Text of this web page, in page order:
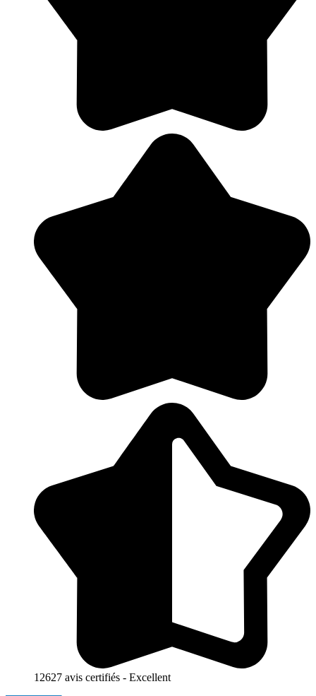
12627 avis certifiés - Excellent